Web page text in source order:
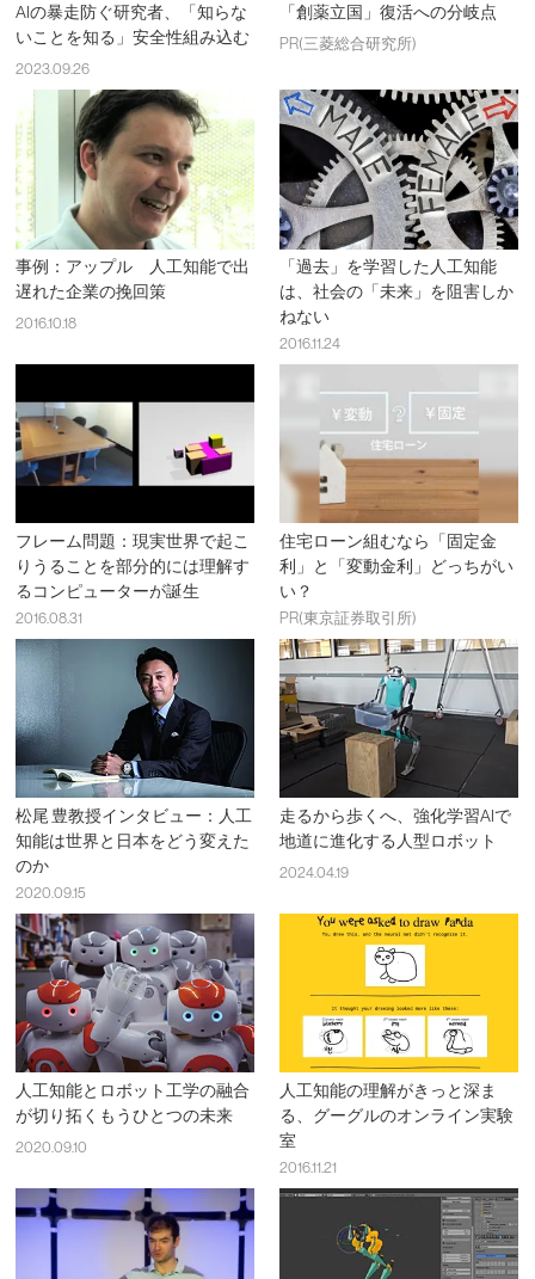
AIの暴走防ぐ研究者、「知らな
いことを知る」安全性組み込む
2023.09.26
「創薬立国」復活への分岐点
PR(三菱総合研究所)
事例：アップル 人工知能で出
遅れた企業の挽回策
2016.10.18
「過去」を学習した人工知能
は、社会の「未来」を阻害しか
ねない
2016.11.24
フレーム問題：現実世界で起こ
りうることを部分的には理解す
るコンピューターが誕生
2016.08.31
住宅ローン組むなら「固定金
利」と「変動金利」どっちがい
い？
PR(東京証券取引所)
松尾 豊教授インタビュー：人工
知能は世界と日本をどう変えた
のか
2020.09.15
走るから歩くへ、強化学習AIで
地道に進化する人型ロボット
2024.04.19
人工知能とロボット工学の融合
が切り拓くもうひとつの未来
2020.09.10
人工知能の理解がきっと深ま
る、グーグルのオンライン実験
室
2016.11.21